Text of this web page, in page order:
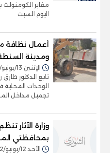
مقابر
اليوم السبت
أعمال نظافة
ومدينة
الإثنين 13/يونيو/2022 - 01:22 م
تابع الدكتور
الوحدات
تجميل مداخل
وزارة الآثار
بمحافظتي
الأحد 12/يونيو/2022 - 06:37 م